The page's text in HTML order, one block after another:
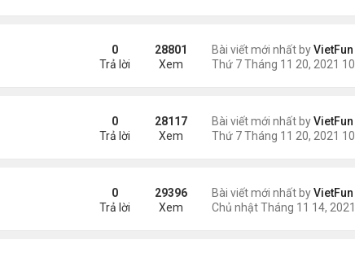
Bài viết mới nhất byVietFun
0
Trả lời
28801
Xem
Bài viết mới nhất byVietFun
0
Trả lời
28117
Xem
Bài viết mới nhất byVietFun
0
Trả lời
29396
Xem